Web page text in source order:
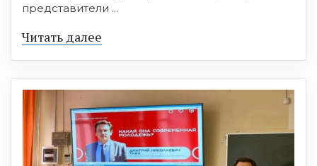
представители ...
Читать далее